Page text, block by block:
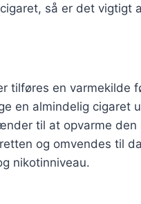
så er det vigtigt
tilføres en varmekilde
en almindelig cigaret
til at opvarme den
og omvendes til
nikotinniveau.